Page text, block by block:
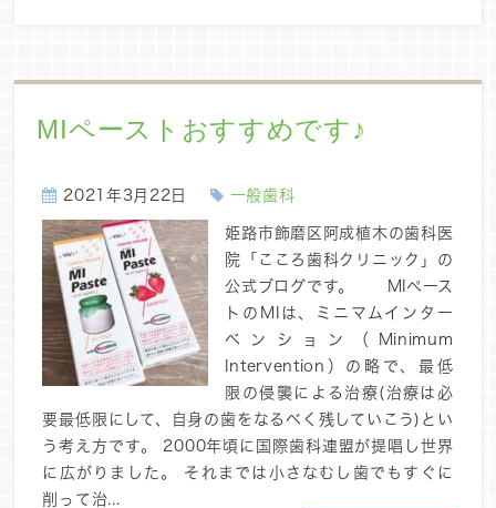
MIペーストおすすめです♪
2021年3月22日 一般歯科
姫路市飾磨区阿成植木の歯科医
院「こころ歯科クリニック」の
公式ブログです。 MIペース
トのMIは、ミニマムインター
ベンション（Minimum
Intervention）の略で、最低
限の侵襲による治療(治療は必
要最低限にして、自身の歯をなるべく残していこう)とい
う考え方です。 2000年頃に国際歯科連盟が提唱し世界
に広がりました。 それまでは小さなむし歯でもすぐに
削って治...